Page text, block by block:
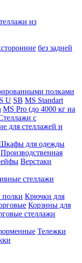
из
без задней
полками
U SB MS Standart
MS Pro (до 4000 кг на
с
для стеллажей и
для одежды
Производственная
Верстаки
стеллажи
полки Крючки для
Корзины для
стеллажи
Тележки